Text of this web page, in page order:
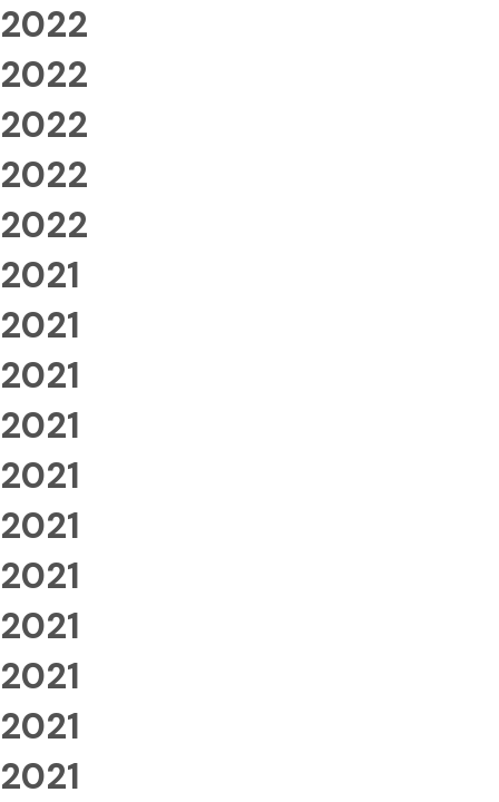
2022
2022
2022
2022
2022
2021
2021
2021
2021
2021
2021
2021
2021
2021
2021
2021